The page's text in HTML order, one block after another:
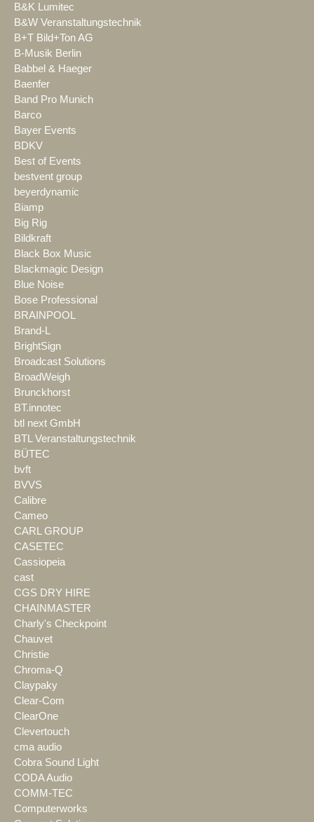
B&K Lumitec
B&W Veranstaltungstechnik
B+T Bild+Ton AG
B-Musik Berlin
Babbel & Haeger
Baenfer
Band Pro Munich
Barco
Bayer Events
BDKV
Best of Events
bestvent group
beyerdynamic
Biamp
Big Rig
Bildkraft
Black Box Music
Blackmagic Design
Blue Noise
Bose Professional
BRAINPOOL
Brand-L
BrightSign
Broadcast Solutions
BroadWeigh
Brunckhorst
BT.innotec
btl next GmbH
BTL Veranstaltungstechnik
BÜTEC
bvft
BVVS
Calibre
Cameo
CARL GROUP
CASETEC
Cassiopeia
cast
CGS DRY HIRE
CHAINMASTER
Charly's Checkpoint
Chauvet
Christie
Chroma-Q
Claypaky
Clear-Com
ClearOne
Clevertouch
cma audio
Cobra Sound Light
CODA Audio
COMM-TEC
Computerworks